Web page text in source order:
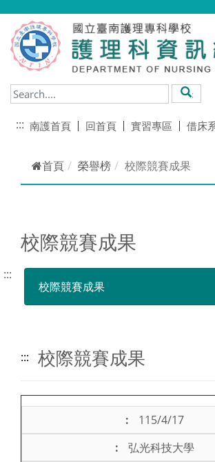
搜尋
::: 南護首頁 回首頁 實習專區 借床
首頁 榮譽榜 校際競賽成果
校際競賽成果
:::
校際競賽成果
::: 校際競賽成果
115/4/17
弘光科技大學